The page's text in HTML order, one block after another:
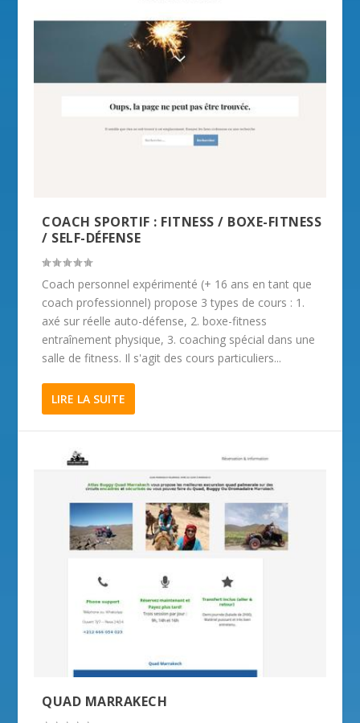
COACH SPORTIF : FITNESS / BOXE-FITNESS
/ SELF-DÉFENSE
Coach personnel expérimenté (+ 16 ans en tant que
coach professionnel) propose 3 types de cours : 1.
axé sur réelle auto-défense, 2. boxe-fitness 
entraînement physique, 3. coaching spécial dans une
salle de fitness. Il s'agit des cours particuliers...
LIRE LA SUITE
QUAD MARRAKECH